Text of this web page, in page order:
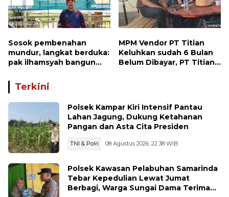
Sosok pembenahan
mundur, langkat berduka:
pak ilhamsyah bangun
dunia pendidikan kita
MPM Vendor PT Titian
Keluhkan sudah 6 Bulan
Belum Dibayar, PT Titian
Terkini
Polsek Kampar Kiri Intensif Pantau
Lahan Jagung, Dukung Ketahanan
Pangan dan Asta Cita Presiden
TNI & Polri 08 Agustus 2026, 22:38 WIB
Polsek Kawasan Pelabuhan Samarinda
Tebar Kepedulian Lewat Jumat
Berbagi, Warga Sungai Dama Terima